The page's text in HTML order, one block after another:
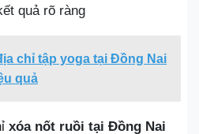
quả rõ ràng
chỉ tập yoga tại Đồng Nai
quả
xóa nốt ruồi tại Đồng Nai